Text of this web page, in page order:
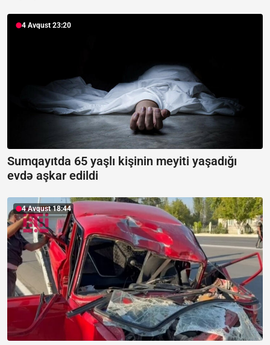
4 Avqust 23:20
Sumqayıtda 65 yaşlı kişinin meyiti yaşadığı
evdə aşkar edildi
4 Avqust 18:44